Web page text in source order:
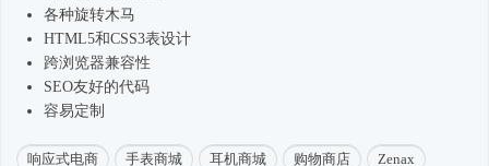
各种旋转木马
HTML5和CSS3表设计
跨浏览器兼容性
SEO友好的代码
容易定制
响应式电商 手表商城 耳机商城 购物商店 Zenax